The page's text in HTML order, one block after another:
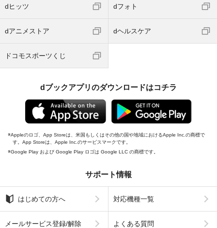
dヒッツ dフォト
dアニメストア dヘルスケア
ドコモスポーツくじ
dブックアプリのダウンロードはコチラ
Appleのロゴ、App Storeは、米国もしくはその他の国や地域におけるApple Inc.の商標で
す。App Storeは、Apple Inc.のサービスマークです。
Google Play および Google Play ロゴは Google LLC の商標です。
サポート情報
はじめての方へ 対応機種一覧
メールサービス登録/解除 よくある質問